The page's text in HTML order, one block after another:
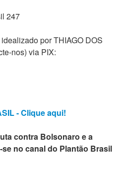
247
por THIAGO DOS
nos) via PIX:
- Clique aqui!
contra Bolsonaro e a
no canal do Plantão Brasil